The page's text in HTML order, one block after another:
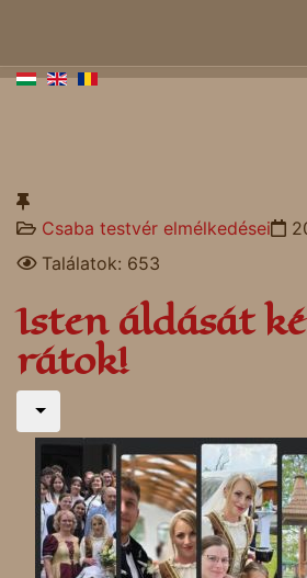
Csaba testvér elmélkedései
Találatok: 653
Isten áldását
rátok!